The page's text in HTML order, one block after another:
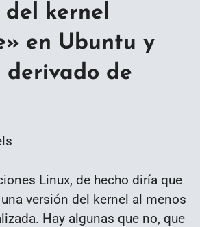
del kernel
en Ubuntu y
derivado de
Linux, de hecho diría que
versión del kernel al menos
Hay algunas que no, que